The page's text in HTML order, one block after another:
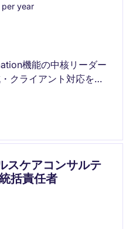
year
機能の中核リーダー
クライアント対応を統
略的視点で組織基盤を
要な役割を担います。
スケアコンサルテ
括責任者